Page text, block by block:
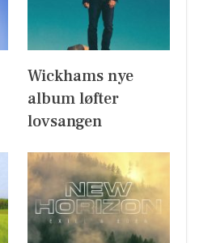
Wickhams nye
album løfter
lovsangen